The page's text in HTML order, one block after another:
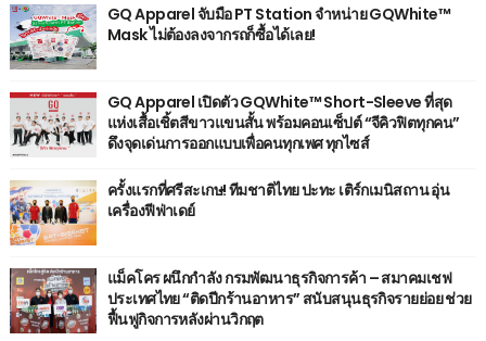
GQ Apparel จับมือ PT Station จำหน่าย GQWhite™
Mask ไม่ต้องลงจากรถก็ซื้อได้เลย!
GQ Apparel เปิดตัว GQWhite™ Short-Sleeve ที่สุด
แห่งเสื้อเชิ้ตสีขาวแขนสั้น พร้อมคอนเซ็ปต์ “จีคิวฟิตทุกคน”
ดึงจุดเด่นการออกแบบเพื่อคนทุกเพศ ทุกไซส์
ครั้งแรกที่ศรีสะเกษ! ทีมชาติไทย ปะทะ เติร์กเมนิสถาน อุ่น
เครื่องฟีฟ่าเดย์
แม็คโคร ผนึกกำลัง กรมพัฒนาธุรกิจการค้า – สมาคมเชฟ
ประเทศไทย “ติดปีกร้านอาหาร” สนับสนุนธุรกิจรายย่อย ช่วย
ฟื้นฟูกิจการหลังผ่านวิกฤต